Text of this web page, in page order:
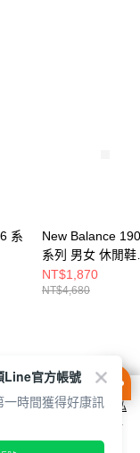
系
New Balance
系列 男女 休閒鞋
M1906REI-D
NT$1,870
NT$4,680
式之詳情，及若您不希
定，請參閱本網站「
隱私
同意本公司得按本網站使
Line官方帳號
時間獲得好康訊